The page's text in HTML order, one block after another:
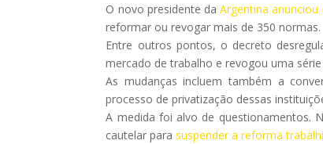
O novo presidente daArgentina
reformar ou revogar mais de 350 normas.
Entre outros pontos, o decreto
mercado de trabalho e revogou uma
As mudanças incluem também a
processo de privatização dessas
A medida foi alvo de questionamentos.
cautelar parasuspender a reforma